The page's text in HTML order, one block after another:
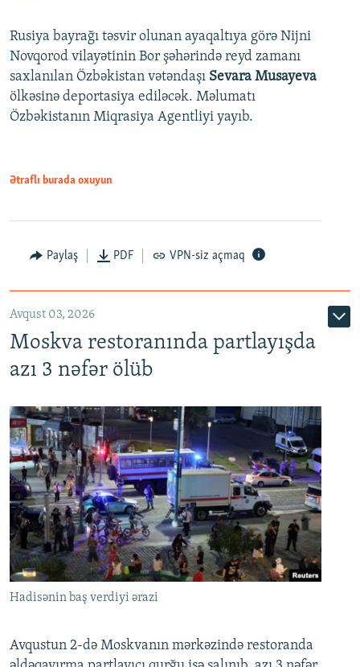
Rusiya bayrağı təsvir olunan ayaqaltıya görə Nijni
Novqorod vilayətinin Bor şəhərində reyd zamanı
saxlanılan Özbəkistan vətəndaşı Sevara Musayeva
ölkəsinə deportasiya ediləcək. Məlumatı
Özbəkistanın Miqrasiya Agentliyi yayıb.
Ətraflı burada oxuyun
Paylaş PDF VPN-siz açmaq
Avqust 03, 2026
Moskva restoranında partlayışda
azı 3 nəfər ölüb
Hadisənin baş verdiyi ərazi
Avqustun 2-də Moskvanın mərkəzində restoranda